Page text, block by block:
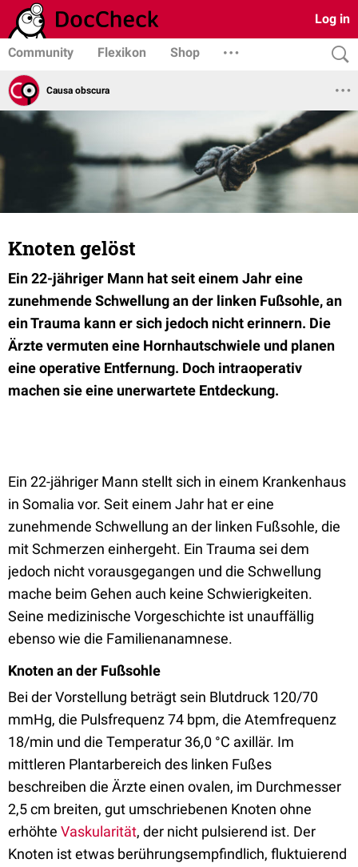
Log in
Community Flexikon Shop
Causa obscura
Knoten gelöst
Ein 22-jähriger Mann hat seit einem Jahr eine
zunehmende Schwellung an der linken Fußsohle, an
ein Trauma kann er sich jedoch nicht erinnern. Die
Ärzte vermuten eine Hornhautschwiele und planen
eine operative Entfernung. Doch intraoperativ
machen sie eine unerwartete Entdeckung.
Ein 22-jähriger Mann stellt sich in einem Krankenhaus
in Somalia vor. Seit einem Jahr hat er eine
zunehmende Schwellung an der linken Fußsohle, die
mit Schmerzen einhergeht. Ein Trauma sei dem
jedoch nicht vorausgegangen und die Schwellung
mache beim Gehen auch keine Schwierigkeiten.
Seine medizinische Vorgeschichte ist unauffällig
ebenso wie die Familienanamnese.
Knoten an der Fußsohle
Bei der Vorstellung beträgt sein Blutdruck 120/70
mmHg, die Pulsfrequenz 74 bpm, die Atemfrequenz
18/min und die Temperatur 36,0 °C axillär. Im
mittleren Plantarbereich des linken Fußes
beschreiben die Ärzte einen ovalen, im Durchmesser
2,5 cm breiten, gut umschriebenen Knoten ohne
erhöhte Vaskularität, der nicht pulsierend ist. Der
Knoten ist etwas berührungsempfindlich, fluktuierend